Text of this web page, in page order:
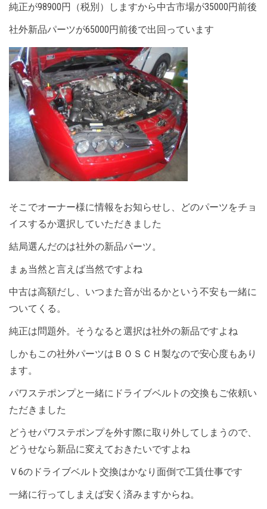
純正が98900円（税別）しますから中古市場が35000円前後
社外新品パーツが65000円前後で出回っています
そこでオーナー様に情報をお知らせし、どのパーツをチョ
イスするか選択していただきました
結局選んだのは社外の新品パーツ。
まぁ当然と言えば当然ですよね
中古は高額だし、いつまた音が出るかという不安も一緒に
ついてくる。
純正は問題外。そうなると選択は社外の新品ですよね
しかもこの社外パーツはＢＯＳＣＨ製なので安心度もあり
ます。
パワステポンプと一緒にドライブベルトの交換もご依頼い
ただきました
どうせパワステポンプを外す際に取り外してしまうので、
どうせなら新品に変えておきたいですよね
Ｖ6のドライブベルト交換はかなり面倒で工賃仕事です
一緒に行ってしまえば安く済みますからね。